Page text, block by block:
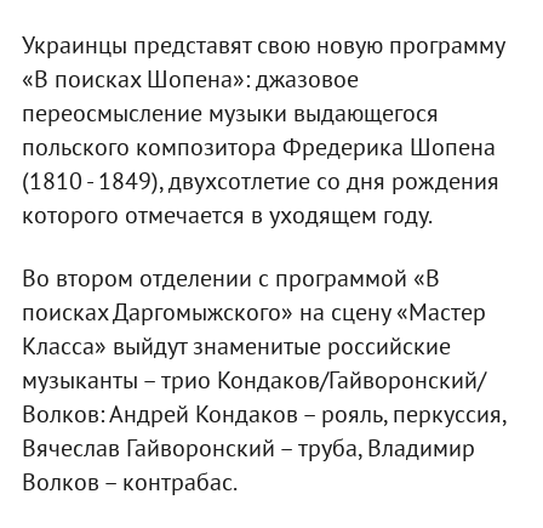
Украинцы представят свою новую программу
«В поисках Шопена»: джазовое
переосмысление музыки выдающегося
польского композитора Фредерика Шопена
(1810 - 1849), двухсотлетие со дня рождения
которого отмечается в уходящем году.
Во втором отделении с программой «В
поисках Даргомыжского» на сцену «Мастер
Класса» выйдут знаменитые российские
музыканты – трио Кондаков/Гайворонский/
Волков: Андрей Кондаков – рояль, перкуссия,
Вячеслав Гайворонский – труба, Владимир
Волков – контрабас.